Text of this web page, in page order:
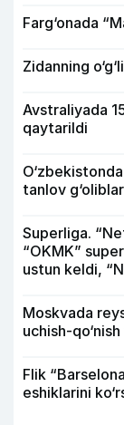
Farg‘onada
Zidanning
Avstraliyada
qaytarildi
tanlov
Superliga.
“OKMK”
ustun keldi,
Moskvada
uchish-
Flik
eshiklarini